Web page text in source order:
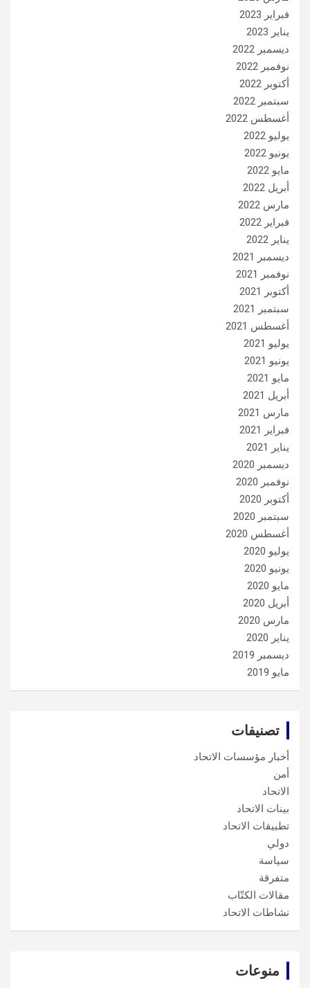
فبراير 2023
يناير 2023
ديسمبر 2022
نوفمبر 2022
أكتوبر 2022
سبتمبر 2022
أغسطس 2022
يوليو 2022
يونيو 2022
مايو 2022
أبريل 2022
مارس 2022
فبراير 2022
يناير 2022
ديسمبر 2021
نوفمبر 2021
أكتوبر 2021
سبتمبر 2021
أغسطس 2021
يوليو 2021
يونيو 2021
مايو 2021
أبريل 2021
مارس 2021
فبراير 2021
يناير 2021
ديسمبر 2020
نوفمبر 2020
أكتوبر 2020
سبتمبر 2020
أغسطس 2020
يوليو 2020
يونيو 2020
مايو 2020
أبريل 2020
مارس 2020
يناير 2020
ديسمبر 2019
مايو 2019
تصنيفات
أخبار مؤسسات الاتحاد
أمن
الاتحاد
بينات الاتحاد
تطبيقات الاتحاد
دولي
سياسة
متفرقة
مقالات الكتّاب
نشاطات الاتحاد
منوعات